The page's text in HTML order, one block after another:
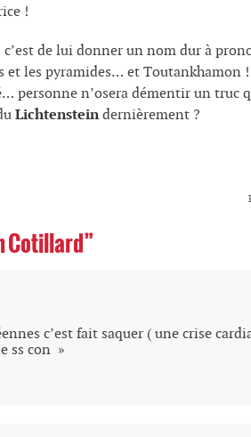
!
de lui donner un nom dur à
les pyramides… et Toutankhamon !
personne n’osera démentir un truc
Lichtenstein dernièrement ?
Cotillard”
c’est fait saquer ( une crise
ss con »